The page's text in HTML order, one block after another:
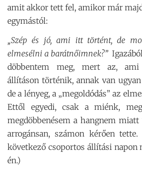
amit akkor tett fel, amikor már
egymástól:
„Szép és jó, ami itt történt, de
elmesélni a barátnőimnek?”
döbbentem meg, mert az, ami
állításon történik, annak van
de a lényeg, a „megoldódás” az
Ettől egyedi, csak a miénk,
megdöbbenésem a hangnem
arrogánsan, számon kérően
következő csoportos állítási napon
én.)